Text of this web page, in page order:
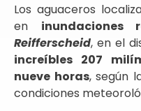
Los aguaceros
en inundaciones
Reifferscheid, en el
increíbles 207
nueve horas, según
condiciones